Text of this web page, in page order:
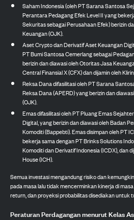
Saham Indonesia (oleh PT Sarana Santosa
Perantara Pedagang Efek Level II yang
Sekuritas sebagai Perusahaan Efek) berizin
Keuangan (OJK).
Aset Crypto dan Derivatif Aset Keuangan
PT Bumi Santosa Cemerlang sebagai
berizin dan diawasi oleh Otoritas Jasa
Central Finansial X (CFX) dan dijamin oleh
Reksa Dana difasilitasi oleh PT Sarana
Reksa Dana (APERD) yang berizin dan
(OJK).
Emas difasilitasi oleh PT Pluang Emas
Digital, yang berizin dan diawasi oleh Badan
Komoditi (Bappebti). Emas disimpan oleh PT
bekerja sama dengan PT Brinks Solutions
Komoditi dan Derivatif Indonesia (ICDX), dan
House (ICH).
Semua investasi mengandung risiko dan
pada masa lalu tidak mencerminkan kinerja di
return, dan proyeksi probabilitas disediakan untuk
Peraturan Perdagangan menurut Kelas